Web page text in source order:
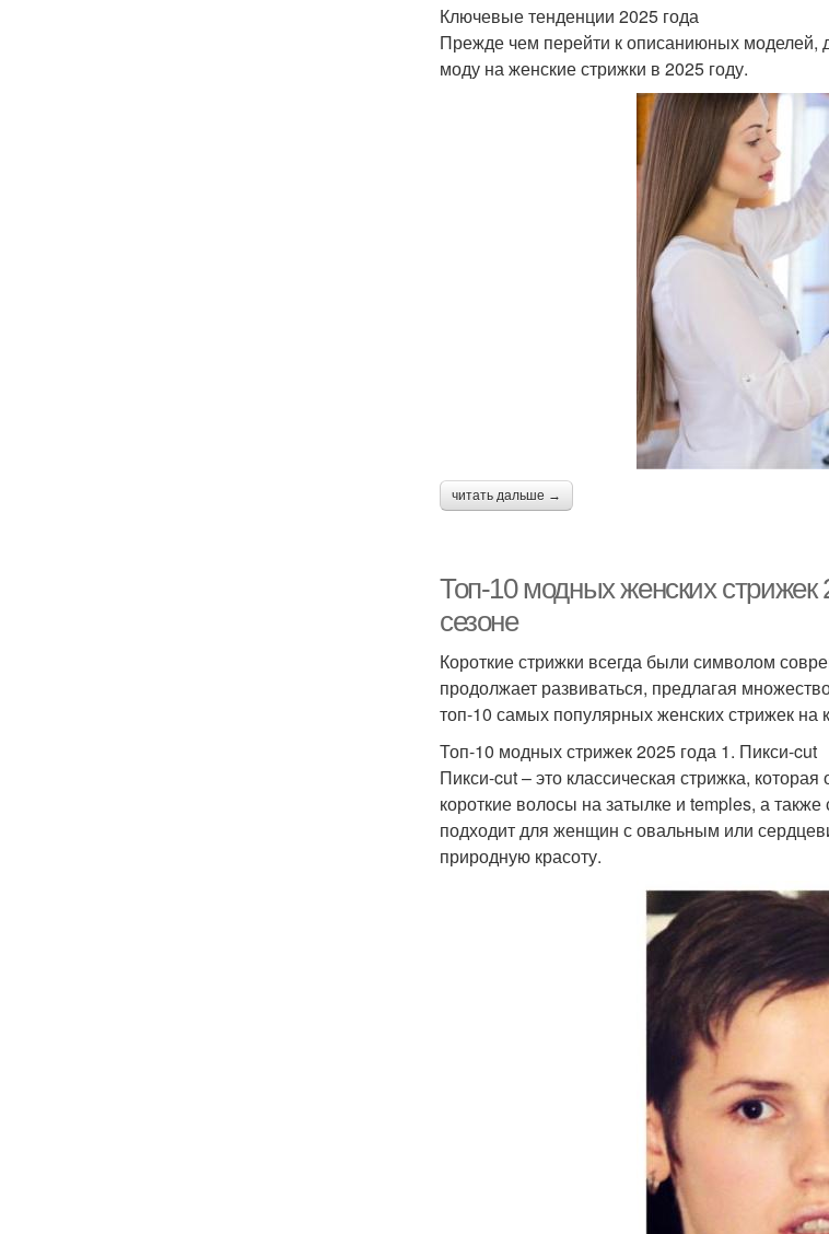
Ключевые тенденции 2025 года
Прежде чем перейти к описаниюных моделей,
моду на женские стрижки в 2025 году.
читать дальше →
Топ-10 модных женских стрижек
сезоне
Короткие стрижки всегда были символом
продолжает развиваться, предлагая
топ-10 самых популярных женских стрижек на
Топ-10 модных стрижек 2025 года 1. Пикси-cut
Пикси-cut – это классическая стрижка,
короткие волосы на затылке и temples, а
подходит для женщин с овальным или
природную красоту.